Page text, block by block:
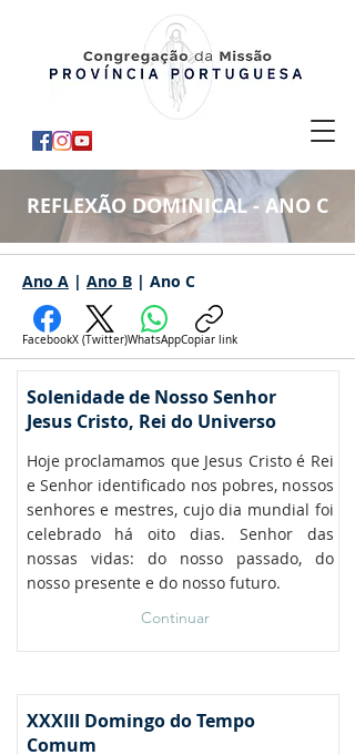
REFLEXÃO DOMINICAL - ANO C
Ano A | Ano B | Ano C
FacebookX (Twitter)WhatsAppCopiar link
Solenidade de Nosso Senhor
Jesus Cristo, Rei do Universo
Hoje proclamamos que Jesus Cristo é Rei
e Senhor identificado nos pobres, nossos
senhores e mestres, cujo dia mundial foi
celebrado há oito dias. Senhor das
nossas vidas: do nosso passado, do
nosso presente e do nosso futuro.
Continuar
XXXIII Domingo do Tempo
Comum